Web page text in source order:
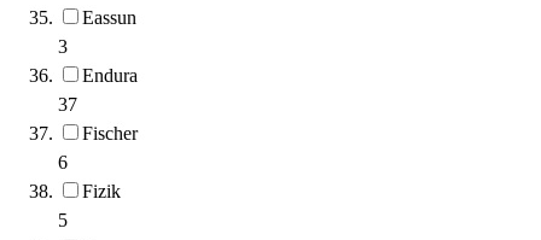
Eassun
3
Endura
37
Fischer
6
Fizik
5